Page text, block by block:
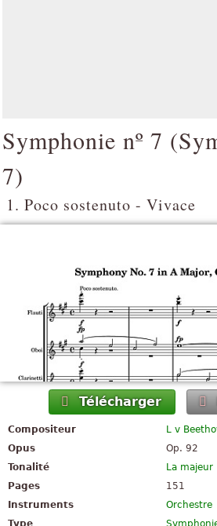
Symphonie nº 7 (
7)
1. Poco sostenuto - Vivace
Télécharger
Compositeur
L v
Opus
Op. 92
Tonalité
La majeur
Pages
151
Instruments
Orchestre